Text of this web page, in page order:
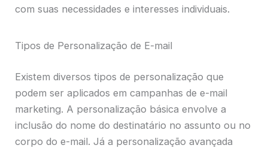
com suas necessidades e interesses individuais.
Tipos de Personalização de E-mail
Existem diversos tipos de personalização que
podem ser aplicados em campanhas de e-mail
marketing. A personalização básica envolve a
inclusão do nome do destinatário no assunto ou no
corpo do e-mail. Já a personalização avançada